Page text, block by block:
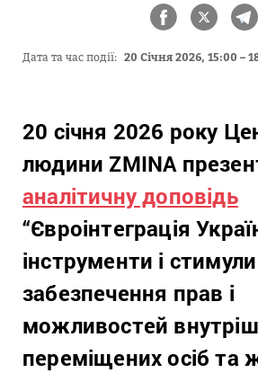
Дата та час події: 20 Січня 2026, 15:00 –
20 січня 2026 року
людини ZMINA
аналітичну доповідь
“Євроінтеграція
інструменти і
забезпечення прав і
можливостей
переміщених осіб та